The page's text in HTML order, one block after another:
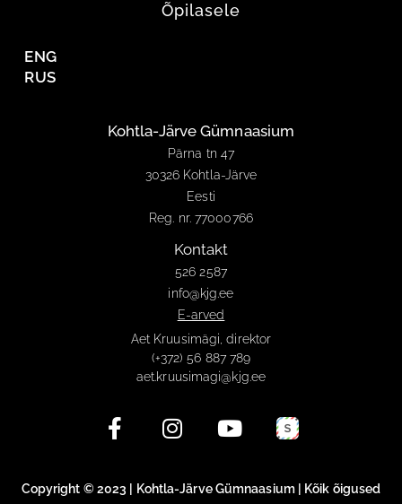
Õpilasele
ENG
RUS
Kohtla-Järve Gümnaasium
Pärna tn 47
30326 Kohtla-Järve
Eesti
Reg. nr. 77000766
Kontakt
526 2587
info@kjg.ee
E-arved
Aet Kruusimägi, direktor
(+372) 56 887 789
aet.kruusimagi@kjg.ee
Copyright © 2023 | Kohtla-Järve Gümnaasium | Kõik õigused